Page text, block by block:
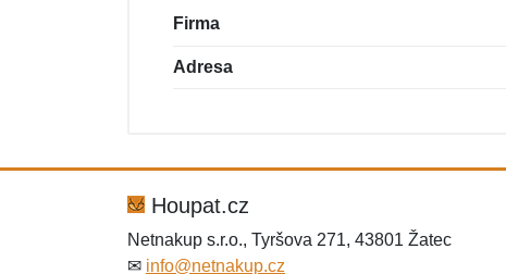
Firma
Adresa
Zpráva*
Zpráva*
Houpat.cz
Netnakup s.r.o., Tyršova 271, 43801 Žatec
✉ info@netnakup.cz